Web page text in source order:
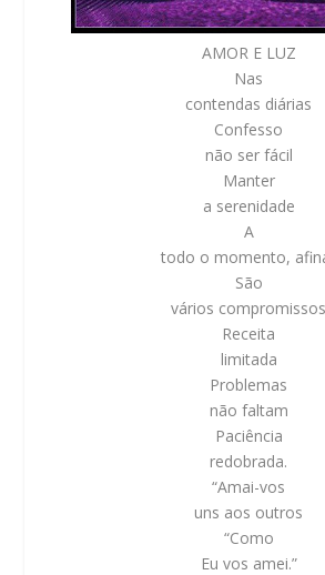
AMOR E LUZ
Nas
contendas diárias
Confesso
não ser fácil
Manter
a serenidade
A
todo o momento,
São
vários compromissos
Receita
limitada
Problemas
não faltam
Paciência
redobrada.
“Amai-vos
uns aos outros
“Como
Eu vos amei.”